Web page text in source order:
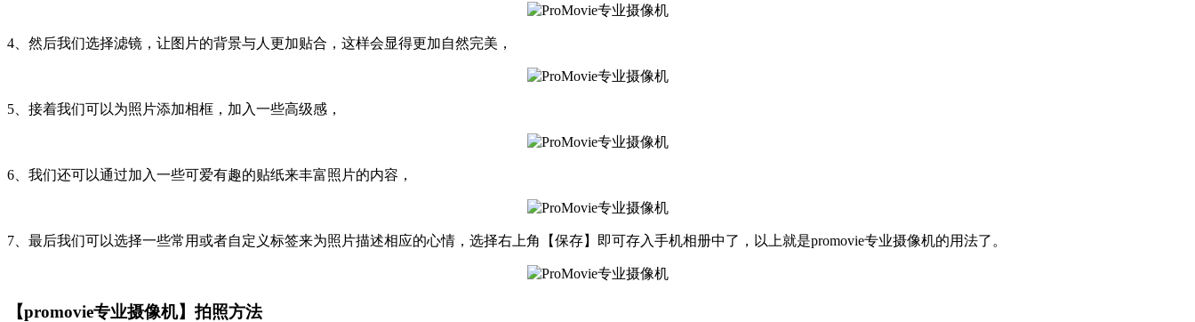
4、然后我们选择滤镜，让图片的背景与人更加贴合，这样会显得更加自然完美，
5、接着我们可以为照片添加相框，加入一些高级感，
6、我们还可以通过加入一些可爱有趣的贴纸来丰富照片的内容，
7、最后我们可以选择一些常用或者自定义标签来为照片描述相应的心情，选择右上角【保存】即可存入手机相册中了，以上就是promovie专业摄像机的用法了。
【promovie专业摄像机】拍照方法